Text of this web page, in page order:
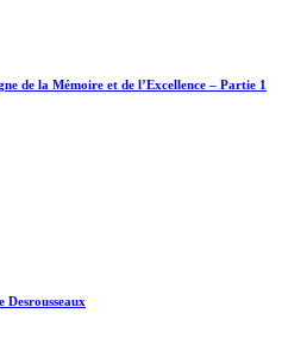
de la Mémoire et de l’Excellence – Partie 1